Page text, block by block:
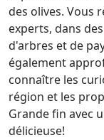
des olives. Vous
experts, dans
d'arbres et de
également
connaître les
région et les
Grande fin avec
délicieuse!